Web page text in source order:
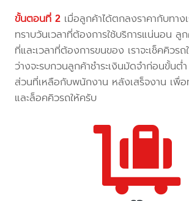
ขั้นตอนที่ 2 เมื่อลูกค้าได้ตกลงราคากับทาง
ทราบวันเวลาที่ต้องการใช้บริการแน่นอน ลู
ที่และเวลาที่ต้องการขนของ เราจะเช็คคิวร
ว่างจะรบกวนลูกค้าชำระเงินมัดจำก่อนขั้นต่
ส่วนที่เหลือกับพนักงาน หลังเสร็จงาน เพื่อ
และล็อคคิวรถให้ครับ